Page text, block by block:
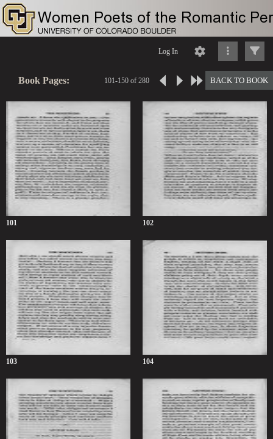
Log In
Book Pages: BACK TO BOOK
101-150 of 280
101 102
103 104